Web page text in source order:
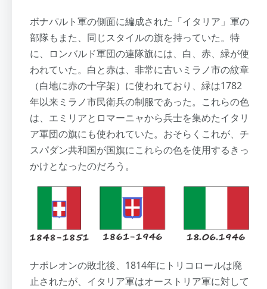
ボナパルト軍の側面に編成された「イタリア」軍の
部隊もまた、同じスタイルの旗を持っていた。特
に、ロンバルド軍団の連隊旗には、白、赤、緑が使
われていた。白と赤は、非常に古いミラノ市の紋章
（白地に赤の十字架）に使われており、緑は1782
年以来ミラノ市民衛兵の制服であった。これらの色
は、エミリアとロマーニャから兵士を集めたイタリ
ア軍団の旗にも使われていた。おそらくこれが、チ
スパダン共和国が国旗にこれらの色を使用するきっ
かけとなったのだろう。
ナポレオンの敗北後、1814年にトリコロールは廃
止されたが、イタリア軍はオーストリア軍に対して